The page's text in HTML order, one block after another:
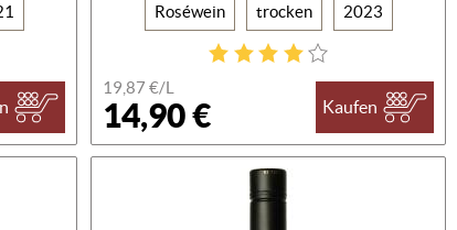
Roséwein trocken 2023
19,87 €/L
14,90 € Kaufen